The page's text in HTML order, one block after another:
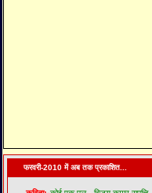
फरवरी-2010 में अब तक प्रकाशित...